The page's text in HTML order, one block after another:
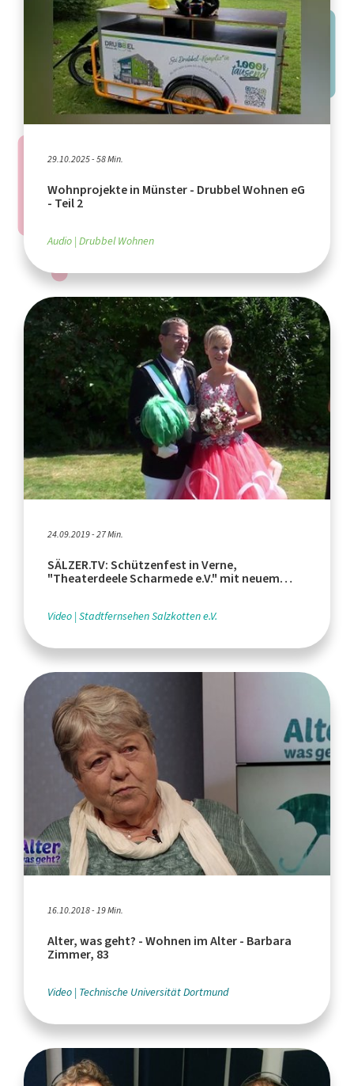
29.10.2025 - 58 Min.
Wohnprojekte in Münster - Drubbel Wohnen eG
- Teil 2
Audio Drubbel Wohnen
24.09.2019 - 27 Min.
SÄLZER.TV: Schützenfest in Verne,
"Theaterdeele Scharmede e.V." mit neuem
Video Stadtfernsehen Salzkotten e.V.
16.10.2018 - 19 Min.
Alter, was geht? - Wohnen im Alter - Barbara
Zimmer, 83
Video Technische Universität Dortmund